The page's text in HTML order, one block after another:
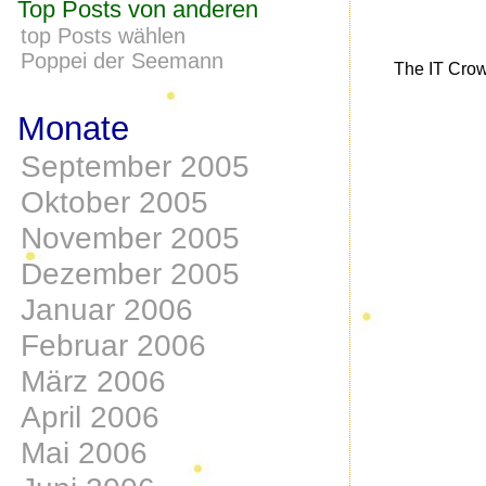
The IT
Top Posts von anderen
top Posts wählen
Poppei der Seemann
Monate
September 2005
Oktober 2005
November 2005
Dezember 2005
Januar 2006
Februar 2006
März 2006
April 2006
Mai 2006